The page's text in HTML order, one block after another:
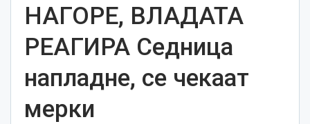
НАГОРЕ, ВЛАДАТА
РЕАГИРА Седница
напладне, се чекаат
мерки